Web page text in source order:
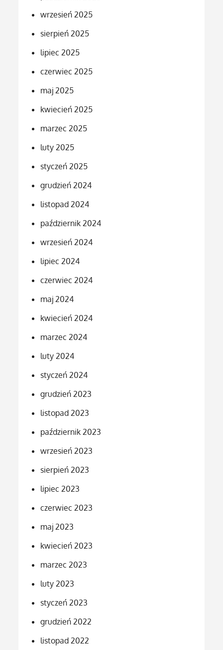
wrzesień 2025
sierpień 2025
lipiec 2025
czerwiec 2025
maj 2025
kwiecień 2025
marzec 2025
luty 2025
styczeń 2025
grudzień 2024
listopad 2024
październik 2024
wrzesień 2024
lipiec 2024
czerwiec 2024
maj 2024
kwiecień 2024
marzec 2024
luty 2024
styczeń 2024
grudzień 2023
listopad 2023
październik 2023
wrzesień 2023
sierpień 2023
lipiec 2023
czerwiec 2023
maj 2023
kwiecień 2023
marzec 2023
luty 2023
styczeń 2023
grudzień 2022
listopad 2022